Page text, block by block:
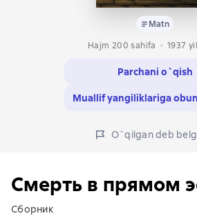
Matn
Hajm 200 sahifa
1937 yil
Parchani o`qish
Muallif yangiliklariga
O`qilgan deb
Смерть в прямом
Сборник